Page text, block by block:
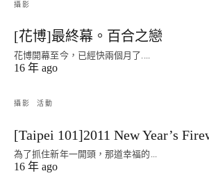
攝影
[花博]最終幕。百合之戀
花博開幕至今，已經快兩個月了....
16 年 ago
攝影 活動
[Taipei 101]2011 New Year’s
為了抓住新年一開頭，那道幸福的...
16 年 ago